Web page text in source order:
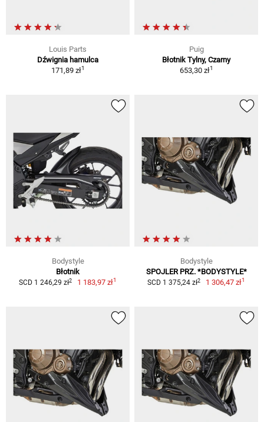
Louis Parts
Dźwignia hamulca
171,89 zł1
Puig
Błotnik Tylny, Czarny
653,30 zł1
Bodystyle
Błotnik
SCD 1 246,29 zł2 1 183,97 zł1
Bodystyle
SPOJLER PRZ. *BODYSTYLE*
SCD 1 375,24 zł2 1 306,47 zł1